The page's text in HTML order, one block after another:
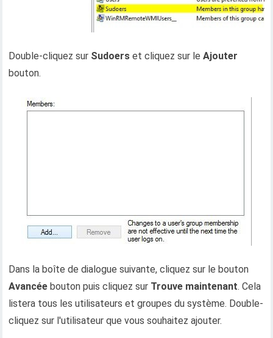
Double-cliquez sur Sudoers et cliquez sur leAjouter
bouton.
Dans la boîte de dialogue suivante, cliquez sur le bouton
Avancée bouton puis cliquez sur Trouve maintenant. Cela
listera tous les utilisateurs et groupes du système. Double-
cliquez sur l'utilisateur que vous souhaitez ajouter.